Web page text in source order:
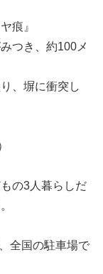
痕』
つき、約100メ
、塀に衝突し
の3人暮らしだ
全国の駐車場で